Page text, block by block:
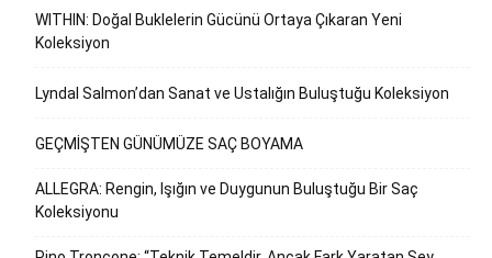
WITHIN: Doğal Buklelerin Gücünü Ortaya Çıkaran Yeni
Koleksiyon
Lyndal Salmon’dan Sanat ve Ustalığın Buluştuğu Koleksiyon
GEÇMİŞTEN GÜNÜMÜZE SAÇ BOYAMA
ALLEGRA: Rengin, Işığın ve Duygunun Buluştuğu Bir Saç
Koleksiyonu